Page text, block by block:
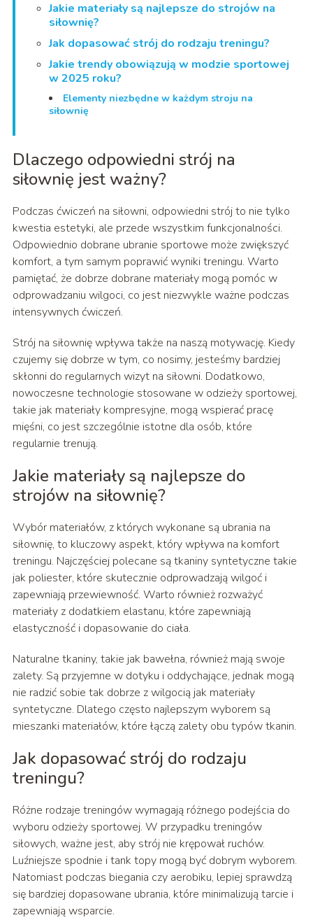
Jakie materiały są najlepsze do strojów na
siłownię?
Jak dopasować strój do rodzaju treningu?
Jakie trendy obowiązują w modzie sportowej
w 2025 roku?
Elementy niezbędne w każdym stroju na
siłownię
Dlaczego odpowiedni strój na
siłownię jest ważny?
Podczas ćwiczeń na siłowni, odpowiedni strój to nie tylko
kwestia estetyki, ale przede wszystkim funkcjonalności.
Odpowiednio dobrane ubranie sportowe może zwiększyć
komfort, a tym samym poprawić wyniki treningu. Warto
pamiętać, że dobrze dobrane materiały mogą pomóc w
odprowadzaniu wilgoci, co jest niezwykle ważne podczas
intensywnych ćwiczeń.
Strój na siłownię wpływa także na naszą motywację. Kiedy
czujemy się dobrze w tym, co nosimy, jesteśmy bardziej
skłonni do regularnych wizyt na siłowni. Dodatkowo,
nowoczesne technologie stosowane w odzieży sportowej,
takie jak materiały kompresyjne, mogą wspierać pracę
mięśni, co jest szczególnie istotne dla osób, które
regularnie trenują.
Jakie materiały są najlepsze do
strojów na siłownię?
Wybór materiałów, z których wykonane są ubrania na
siłownię, to kluczowy aspekt, który wpływa na komfort
treningu. Najczęściej polecane są tkaniny syntetyczne takie
jak poliester, które skutecznie odprowadzają wilgoć i
zapewniają przewiewność. Warto również rozważyć
materiały z dodatkiem elastanu, które zapewniają
elastyczność i dopasowanie do ciała.
Naturalne tkaniny, takie jak bawełna, również mają swoje
zalety. Są przyjemne w dotyku i oddychające, jednak mogą
nie radzić sobie tak dobrze z wilgocią jak materiały
syntetyczne. Dlatego często najlepszym wyborem są
mieszanki materiałów, które łączą zalety obu typów tkanin.
Jak dopasować strój do rodzaju
treningu?
Różne rodzaje treningów wymagają różnego podejścia do
wyboru odzieży sportowej. W przypadku treningów
siłowych, ważne jest, aby strój nie krępował ruchów.
Luźniejsze spodnie i tank topy mogą być dobrym wyborem.
Natomiast podczas biegania czy aerobiku, lepiej sprawdzą
się bardziej dopasowane ubrania, które minimalizują tarcie i
zapewniają wsparcie.